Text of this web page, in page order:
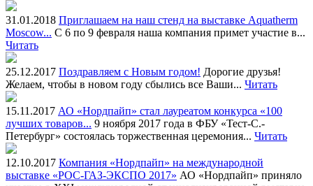
31.01.2018 Приглашаем на наш стенд на выставке Aquatherm
Moscow... С 6 по 9 февраля наша компания примет участие в...
Читать
25.12.2017 Поздравляем с Новым годом! Дорогие друзья!
Желаем, чтобы в новом году сбылись все Ваши... Читать
15.11.2017 АО «Нордпайп» стал лауреатом конкурса «100
лучших товаров... 9 ноября 2017 года в ФБУ «Тест-С.-
Петербург» состоялась торжественная церемония... Читать
12.10.2017 Компания «Нордпайп» на международной
выставке «РОС-ГАЗ-ЭКСПО 2017» АО «Нордпайп» приняло